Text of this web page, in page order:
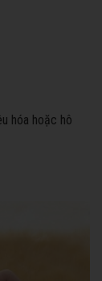
hóa hoặc hô